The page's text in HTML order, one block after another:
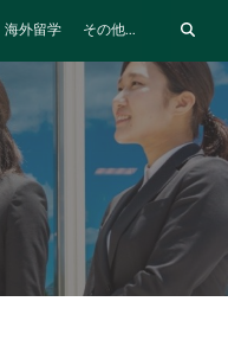
海外留学 その他...